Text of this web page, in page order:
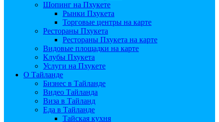
Шопинг на Пхукете
Рынки Пхукета
Торговые центры на карте
Рестораны Пхукета
Рестораны Пхукета на карте
Видовые площадки на карте
Клубы Пхукета
Услуги на Пхукете
О Тайланде
Бизнес в Тайланде
Видео Тайланда
Виза в Тайланд
Еда в Тайланде
Тайская кухня